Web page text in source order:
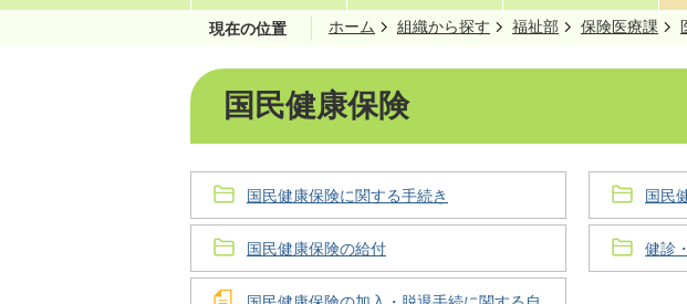
現在の位置 ホーム 組織から探す 福祉部 保険医療課
国民健康保険
国民健康保険に関する手続き 国民
国民健康保険の給付 健診